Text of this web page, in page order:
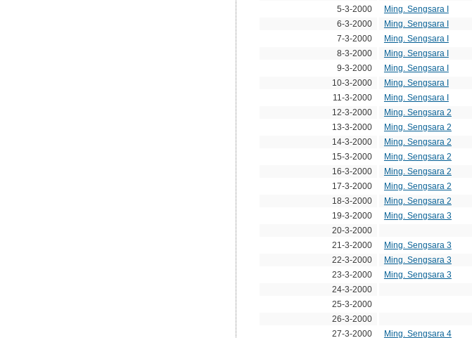
5-3-2000
Ming. Sengsara I
6-3-2000
Ming. Sengsara I
7-3-2000
Ming. Sengsara I
8-3-2000
Ming. Sengsara I
9-3-2000
Ming. Sengsara I
10-3-2000
Ming. Sengsara I
11-3-2000
Ming. Sengsara I
12-3-2000
Ming. Sengsara 2
13-3-2000
Ming. Sengsara 2
14-3-2000
Ming. Sengsara 2
15-3-2000
Ming. Sengsara 2
16-3-2000
Ming. Sengsara 2
17-3-2000
Ming. Sengsara 2
18-3-2000
Ming. Sengsara 2
19-3-2000
Ming. Sengsara 3
20-3-2000
21-3-2000
Ming. Sengsara 3
22-3-2000
Ming. Sengsara 3
23-3-2000
Ming. Sengsara 3
24-3-2000
25-3-2000
26-3-2000
27-3-2000
Ming. Sengsara 4